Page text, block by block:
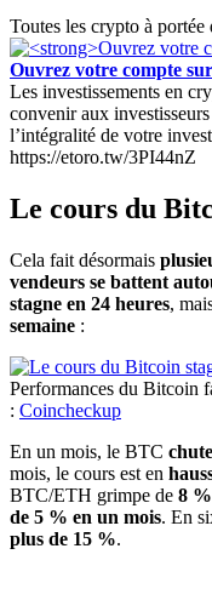
Toutes les crypto à portée
Ouvrez votre compte
Les investissements en
convenir aux
l’intégralité de votre
https://etoro.tw/3PI44nZ
Le cours du
Cela fait désormais
vendeurs se battent
stagne en 24 heures,
semaine :
Performances du Bitcoin
: Coincheckup
En un mois, le BTC
mois, le cours est en
BTC/ETH grimpe de 8
de 5 % en un mois. En
plus de 15 %.